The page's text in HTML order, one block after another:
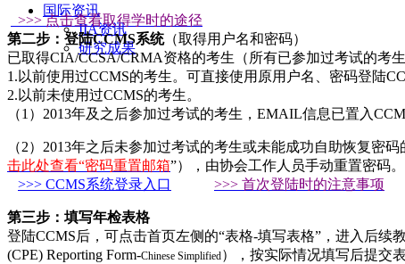
国际资讯
IIA资讯
研究成果
>>> 点击查看取得学时的途径
第二步：登陆CCMS系统（取得用户名和密码）
已取得CIA/CCSA/CRMA资格的考生（所有已参加过考试的考
1.以前使用过CCMS的考生。可直接使用原用户名、密码登陆
2.以前未使用过CCMS的考生。
（1）2013年及之后参加过考试的考生，EMAIL信息已置入
（2）2013年之后未参加过考试的考生或未能成功自助恢复密
击此处查看“密码重置邮箱”），由协会工作人员手动重置密码。
>>> CCMS系统登录入口
>>> 首次登陆时的注意事项
第三步：填写年检表格
登陆CCMS后，可点击首页左侧的“表格-填写表格”，进入后续
(CPE) Reporting Form-Chinese Simplified），按实际情况填写后提交